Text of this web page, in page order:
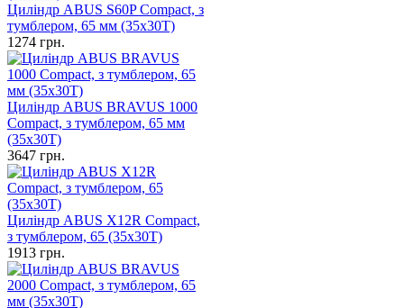
Циліндр ABUS S60P Compact, з
тумблером, 65 мм (35х30Т)
1274 грн.
Циліндр ABUS BRAVUS 1000
Compact, з тумблером, 65 мм
(35х30Т)
3647 грн.
Циліндр ABUS X12R Compact,
з тумблером, 65 (35х30Т)
1913 грн.